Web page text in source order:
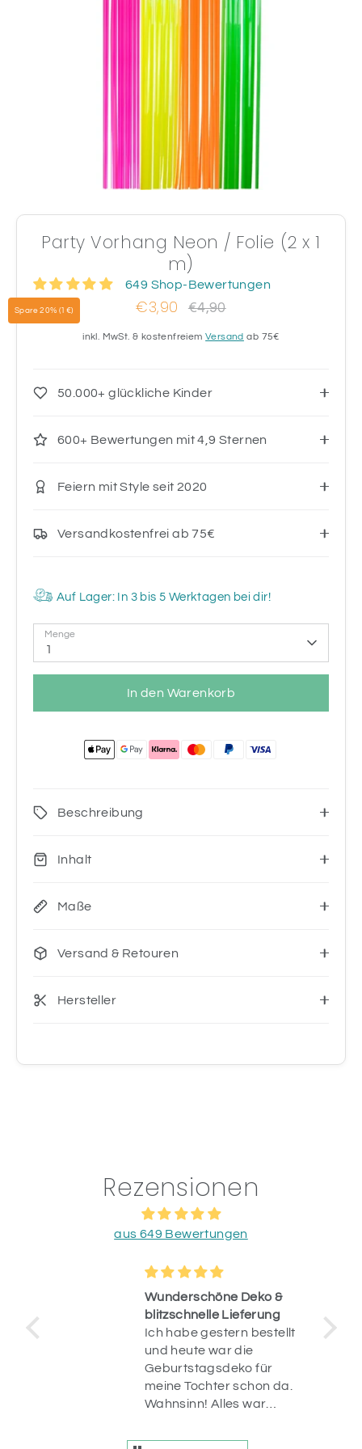
Party Vorhang Neon / Folie (2 x 1
m)
649 Shop-Bewertungen
€3,90
Normaler
€4,90
Spare 20% (1€)
inkl. MwSt. & kostenfreiemVersand ab 75€
50.000+ glückliche Kinder
600+ Bewertungen mit 4,9 Sternen
Feiern mit Style seit 2020
Versandkostenfrei ab 75€
Auf Lager: In 3 bis 5 Werktagen bei dir!
Menge
1
In den Warenkorb
Beschreibung
Inhalt
Maße
Versand & Retouren
Hersteller
Rezensionen
aus 649 Bewertungen
Wunderschöne Deko &
blitzschnelle Lieferung
Ich habe gestern bestellt
und heute war die
Geburtstagsdeko für
meine Tochter schon da.
Wahnsinn! Alles war
die Artikel sind einfach